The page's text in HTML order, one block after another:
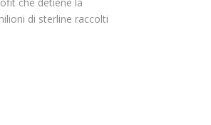
di sterline raccolti